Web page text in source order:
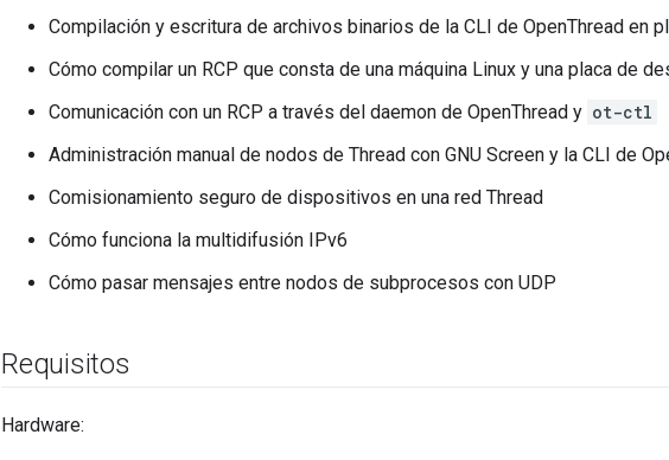
Compilación y escritura de archivos binarios de la CLI de OpenThread en
Cómo compilar un RCP que consta de una máquina Linux y una placa de
Comunicación con un RCP a través del daemon de OpenThread y ot-ctl
Administración manual de nodos de Thread con GNU Screen y la CLI de
Comisionamiento seguro de dispositivos en una red Thread
Cómo funciona la multidifusión IPv6
Cómo pasar mensajes entre nodos de subprocesos con UDP
Requisitos
Hardware: